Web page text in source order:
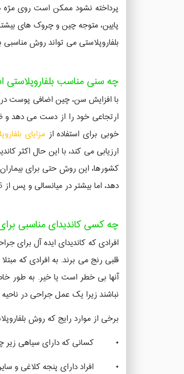
پرداخته نشود ممکن است روی مژه
پایین، متوجه چین و چروک های
بلفاروپلاستی می تواند روش مناسبی
چه سنی مناسب
با افزایش سن، چین اضافی پوست
ارتجاعی خود را از دست می دهد و
خوبی برای استفاده ازمزایای
دهد، اما بیشتر در میانسالی و پس از 35 سالگی، یعنی زمانی که از دست دادن خاصیت ارتجاعی پوست بیشتر می شود، شایع است.
چه کسی کاندیدای مناسبی
افرادی که کاندیدای ایده آل برای
قلبی رنج می برند. به افرادی که
آنها بی خطر است یا خیر. به طور
نباشند زیرا یک عمل جراحی در
برخی از موارد رایج که روش
• کسانی که دارای سیاهی زیر
• افراد دارای پنجه کلاغی و